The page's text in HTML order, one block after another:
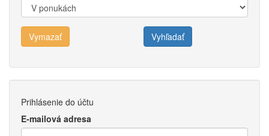
Vymazať Vyhľadať
Prihlásenie do účtu
E-mailová adresa